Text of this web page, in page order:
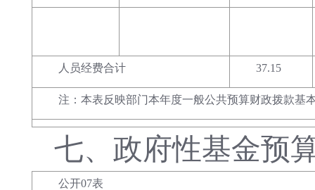
人员经费合计 37.15
注：本表反映部门本年度一般公共预算财政拨款基
七、 政府性基金预
公开07表